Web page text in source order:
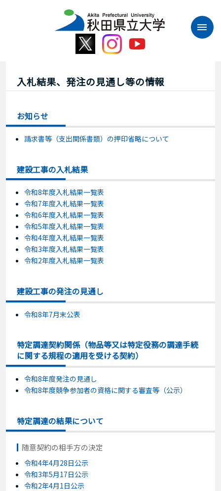
入札結果、発注の見通し等の情報
お知らせ
請求書等（支出関係書類）の押印省略について
建設工事の入札結果
令和8年度入札結果一覧表
令和7年度入札結果一覧表
令和6年度入札結果一覧表
令和5年度入札結果一覧表
令和4年度入札結果一覧表
令和3年度入札結果一覧表
令和2年度入札結果一覧表
建設工事の発注の見通し
令和8年7月末公表
特定調達契約関係（物品等又は特定役務の調達手続
に関する規程の適用を受ける契約）
令和8年度発注の見通し
令和8年度競争参加者の資格に関する審査等（公示）
特定調達の結果について
随意契約の相手方の決定
令和4年4月28日公示
令和3年5月17日公示
令和2年4月1日公示